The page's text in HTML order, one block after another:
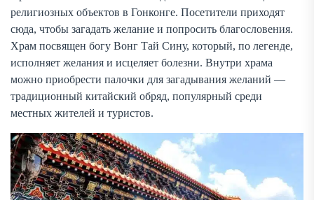
религиозных объектов в Гонконге. Посетители приходят
сюда, чтобы загадать желание и попросить благословения.
Храм посвящен богу Вонг Тай Сину, который, по легенде,
исполняет желания и исцеляет болезни. Внутри храма
можно приобрести палочки для загадывания желаний —
традиционный китайский обряд, популярный среди
местных жителей и туристов.